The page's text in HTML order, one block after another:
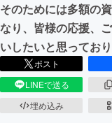
そのためには多額の
なり、皆様の応援、
いしたいと思っており
ポスト
LINEで送る
埋め込み